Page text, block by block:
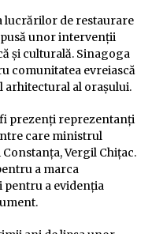
lucrărilor de restaurare
unor intervenții
și culturală. Sinagoga
comunitatea evreiască
arhitectural al orașului.
prezenți reprezentanți
care ministrul
Vergil Chițac.
a marca
pentru a evidenția